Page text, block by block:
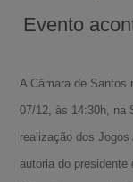
Evento
A Câmara de Santos
07/12, às 14:30h, na
realização dos
autoria do